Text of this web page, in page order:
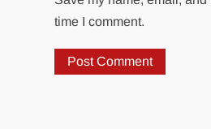
time I comment.